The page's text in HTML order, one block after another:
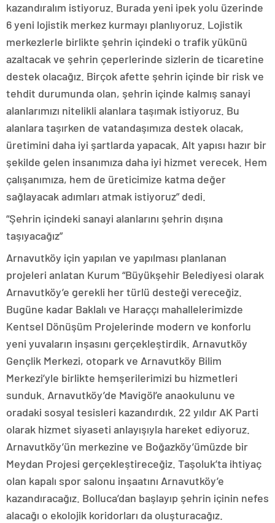
kazandıralım istiyoruz. Burada yeni ipek yolu üzerinde
6 yeni lojistik merkez kurmayı planlıyoruz. Lojistik
merkezlerle birlikte şehrin içindeki o trafik yükünü
azaltacak ve şehrin çeperlerinde sizlerin de ticaretine
destek olacağız. Birçok afette şehrin içinde bir risk ve
tehdit durumunda olan, şehrin içinde kalmış sanayi
alanlarımızı nitelikli alanlara taşımak istiyoruz. Bu
alanlara taşırken de vatandaşımıza destek olacak,
üretimini daha iyi şartlarda yapacak. Alt yapısı hazır bir
şekilde gelen insanımıza daha iyi hizmet verecek. Hem
çalışanımıza, hem de üreticimize katma değer
sağlayacak adımları atmak istiyoruz” dedi.
“Şehrin içindeki sanayi alanlarını şehrin dışına
taşıyacağız”
Arnavutköy için yapılan ve yapılması planlanan
projeleri anlatan Kurum “Büyükşehir Belediyesi olarak
Arnavutköy’e gerekli her türlü desteği vereceğiz.
Bugüne kadar Baklalı ve Haraççı mahallelerimizde
Kentsel Dönüşüm Projelerinde modern ve konforlu
yeni yuvaların inşasını gerçekleştirdik. Arnavutköy
Gençlik Merkezi, otopark ve Arnavutköy Bilim
Merkezi’yle birlikte hemşerilerimizi bu hizmetleri
sunduk. Arnavutköy’de Mavigöl’e anaokulunu ve
oradaki sosyal tesisleri kazandırdık. 22 yıldır AK Parti
olarak hizmet siyaseti anlayışıyla hareket ediyoruz.
Arnavutköy’ün merkezine ve Boğazköy’ümüzde bir
Meydan Projesi gerçekleştireceğiz. Taşoluk’ta ihtiyaç
olan kapalı spor salonu inşaatını Arnavutköy’e
kazandıracağız. Bolluca’dan başlayıp şehrin içinin nefes
alacağı o ekolojik koridorları da oluşturacağız.